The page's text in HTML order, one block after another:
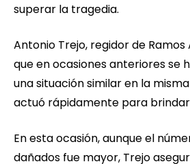
superar la tragedia.
Antonio Trejo, regidor de
que en ocasiones anteriores se
una situación similar en la
actuó rápidamente para
En esta ocasión, aunque el
dañados fue mayor, Trejo